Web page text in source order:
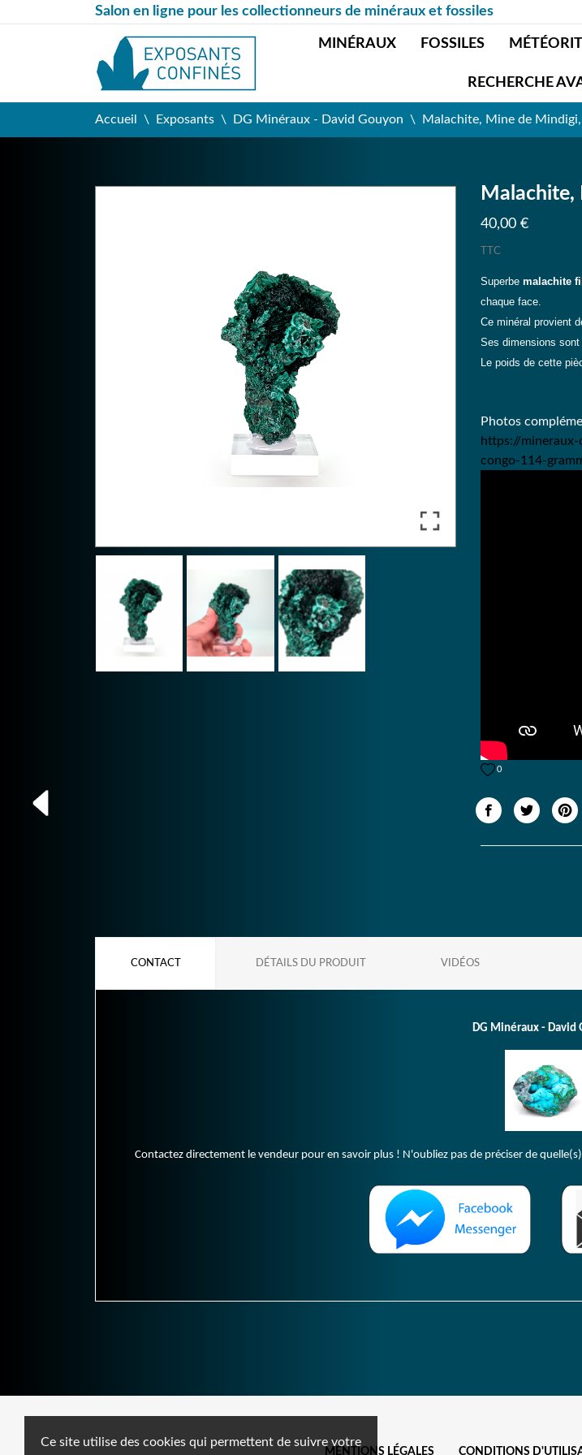
Ce site utilise des cookies qui permettent de suivre votre
Salon en ligne pour les collectionneurs de minéraux et fossiles
MINÉRAUX FOSSILES
RECHERCHE
Accueil Exposants DG Minéraux - David Gouyon Malachite, Mine de
Malachite,
40,00 €
TTC
Superbe malachite
chaque face.
Ce minéral provient
Ses dimensions
Le poids de cette
Photos
https://
congo-114-
0
CONTACT DÉTAILS DU PRODUIT VIDÉOS
DG Minéraux - David
Contactez directement le vendeur pour en savoir plus ! N'oubliez pas de préciser de
MENTIONS LÉGALES CONDITIONS